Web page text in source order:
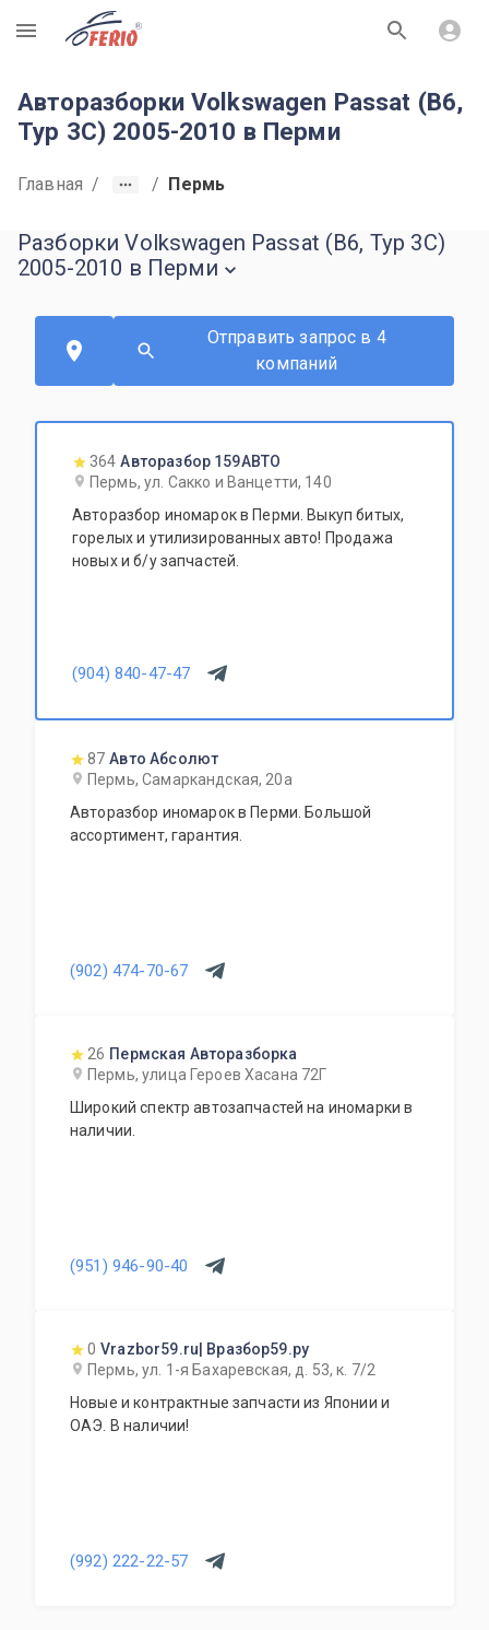
R
Авторазборки Volkswagen Passat (B6,
Typ 3C) 2005-2010 в Перми
Главная / / Пермь
Разборки Volkswagen Passat (B6, Typ 3C)
2005-2010 в Перми
Отправить запрос в 4
компаний
364 Авторазбор 159АВТО
Пермь, ул. Сакко и Ванцетти, 140
Авторазбор иномарок в Перми. Выкуп битых,
горелых и утилизированных авто! Продажа
новых и б/у запчастей.
(904) 840-47-47
87 Авто Абсолют
Пермь, Самаркандская, 20а
Авторазбор иномарок в Перми. Большой
ассортимент, гарантия.
(902) 474-70-67
26 Пермская Авторазборка
Пермь, улица Героев Хасана 72Г
Широкий спектр автозапчастей на иномарки в
наличии.
(951) 946-90-40
0 Vrazbor59.ru| Вразбор59.ру
Пермь, ул. 1-я Бахаревская, д. 53, к. 7/2
Новые и контрактные запчасти из Японии и
ОАЭ. В наличии!
(992) 222-22-57